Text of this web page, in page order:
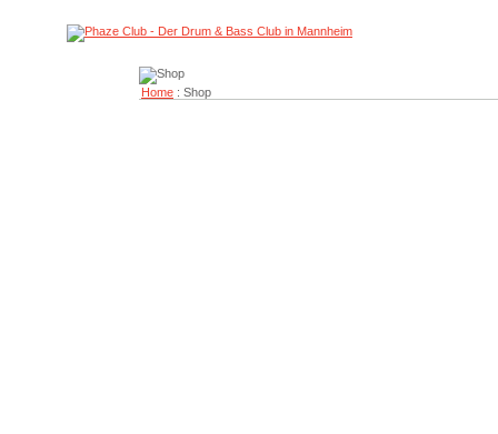
Home : Shop